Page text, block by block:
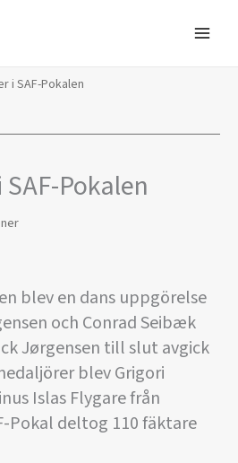
i SAF-Pokalen
Pokalen
blev en dans uppgörelse
och Conrad Seibæk
Jørgensen till slut avgick
blev Grigori
Islas Flygare från
Pokal deltog 110 fäktare